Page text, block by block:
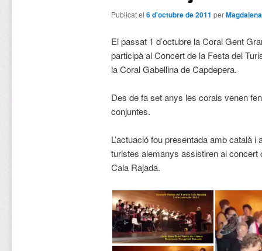
Publicat el 6 d'octubre de 2011 per
El passat 1 d’octubre la Coral Gent
participà al Concert de la Festa del
la Coral Gabellina de Capdepera.
Des de fa set anys les corals venen
conjuntes.
L’actuació fou presentada amb català
turistes alemanys assistiren al
Cala Rajada.